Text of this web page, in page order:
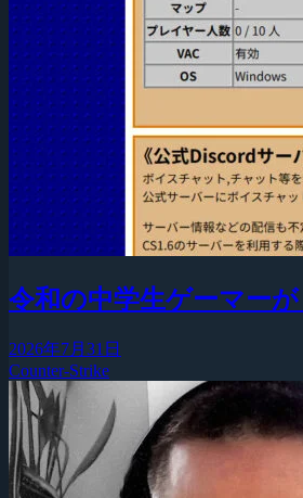
令和の中学生ゲーマー
2026年7月31日
Counter-Strike